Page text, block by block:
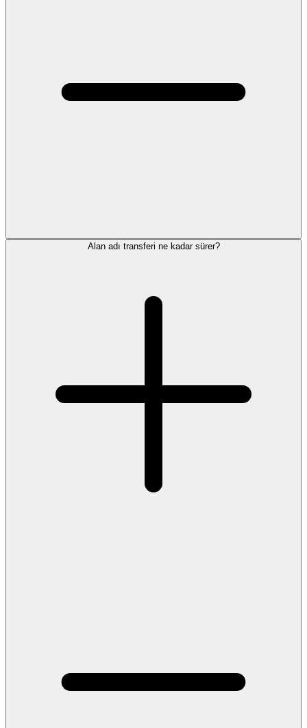
Alan adı transferi ne kadar sürer?